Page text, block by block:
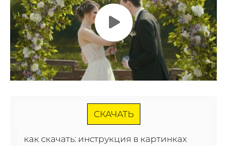
СКАЧАТЬ
как скачать: инструкция в картинках